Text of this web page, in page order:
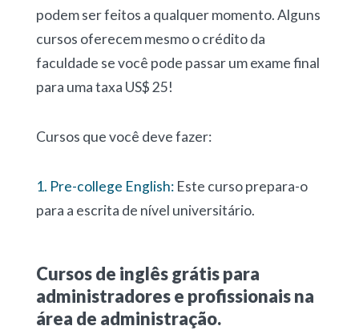
podem ser feitos a qualquer momento. Alguns
cursos oferecem mesmo o crédito da
faculdade se você pode passar um exame final
para uma taxa US$ 25!
Cursos que você deve fazer:
1. Pre-college English:Este curso prepara-o
para a escrita de nível universitário.
Cursos de inglês grátis para
administradores e profissionais na
área de administração.